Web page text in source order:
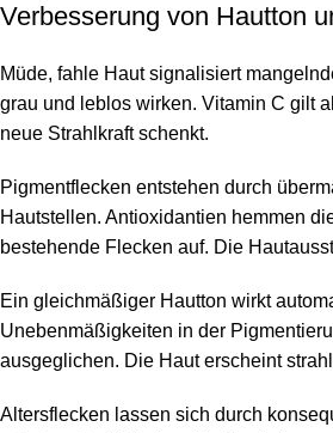
Verbesserung von Hautton
Müde, fahle Haut signalisiert
grau und leblos wirken. Vitamin C gilt
neue Strahlkraft schenkt.
Pigmentflecken entstehen durch
Hautstellen. Antioxidantien hemmen
bestehende Flecken auf. Die
Ein gleichmäßiger Hautton wirkt
Unebenmäßigkeiten in der
ausgeglichen. Die Haut erscheint
Altersflecken lassen sich durch